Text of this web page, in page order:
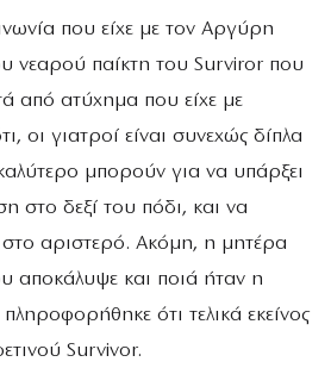
που είχε με τον Αργύρη
νεαρού παίκτη του Surviror που
από ατύχημα που είχε με
οι γιατροί είναι συνεχώς δίπλα
μπορούν για να υπάρξει
στο δεξί του πόδι, και να
στο αριστερό. Ακόμη, η μητέρα
αποκάλυψε και ποιά ήταν η
ότι τελικά εκείνος
Survivor.